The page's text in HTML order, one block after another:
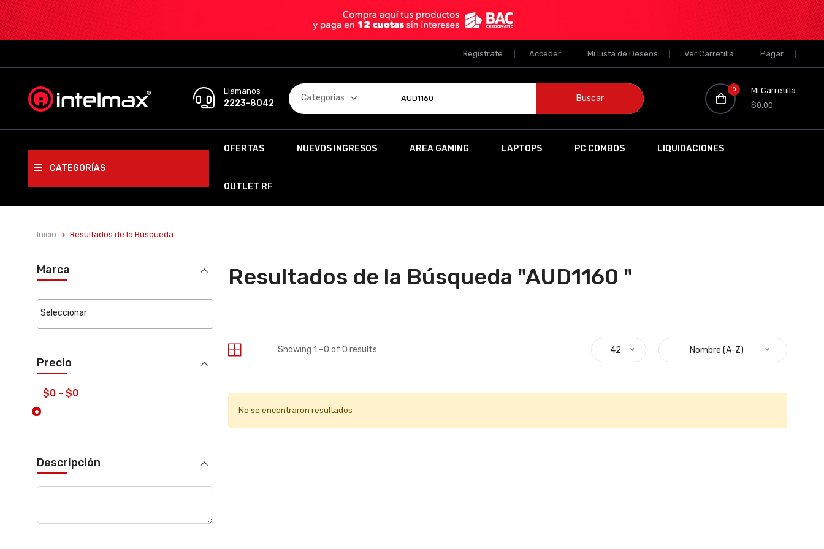
Regístrate Acceder Mi Lista de Deseos Ver Carretilla Pagar
Llamanos
2223-8042 Buscar
Categorías
0
Mi Carretilla
$0.00
CATEGORÍAS
OFERTAS NUEVOS INGRESOS AREA GAMING LAPTOPS PC COMBOS LIQUIDACIONES
OUTLET RF
Inicio Resultados de la Búsqueda
Marca
Precio
Descripción
Resultados de la Búsqueda "AUD1160 "
Showing 1 –0 of 0 results 42 Nombre (A-Z)
No se encontraron resultados